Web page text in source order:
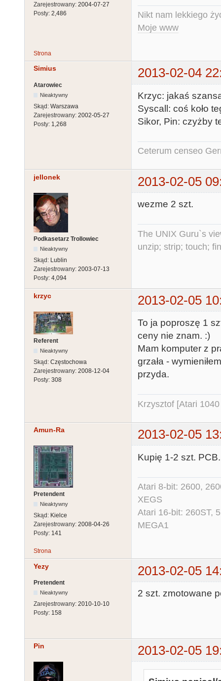
Zarejestrowany: 2004-07-27
Posty: 2,486
Nikt nam lekkiego
Moje www
Strona
Simius 2013-02-04
Atarowiec
Nieaktywny
Skąd: Warszawa
Zarejestrowany: 2002-05-27
Posty: 1,268
Krzyc: jakaś
Syscall: coś koło
Sikor, Pin: czyżby
Ceterum censeo
jellonek 2013-02-05
Podkasetarz Trollowiec
Nieaktywny
Skąd: Lublin
Zarejestrowany: 2003-07-13
Posty: 4,094
wezme 2 szt.
The UNIX Guru`s
unzip; strip; touch;
krzyc 2013-02-05
Referent
Nieaktywny
Skąd: Częstochowa
Zarejestrowany: 2008-12-04
Posty: 308
To ja poproszę 1
ceny nie znam. :)
Mam komputer z
grzała -
przyda.
Krzysztof [Atari
Amun-Ra 2013-02-05
Pretendent
Nieaktywny
Skąd: Kielce
Zarejestrowany: 2008-04-26
Posty: 141
Kupię 1-2 szt. PCB.
Atari 8-bit: 2600,
XEGS
Atari 16-bit: 260ST,
MEGA1
Strona
Yezy 2013-02-05
Pretendent
Nieaktywny
Zarejestrowany: 2010-10-10
Posty: 158
2 szt. zmotowane
Pin 2013-02-05